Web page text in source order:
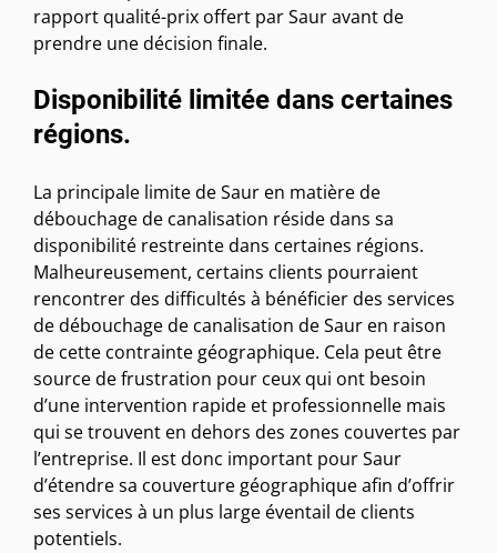
rapport qualité-prix offert par Saur avant de
prendre une décision finale.
Disponibilité limitée dans certaines
régions.
La principale limite de Saur en matière de
débouchage de canalisation réside dans sa
disponibilité restreinte dans certaines régions.
Malheureusement, certains clients pourraient
rencontrer des difficultés à bénéficier des services
de débouchage de canalisation de Saur en raison
de cette contrainte géographique. Cela peut être
source de frustration pour ceux qui ont besoin
d’une intervention rapide et professionnelle mais
qui se trouvent en dehors des zones couvertes par
l’entreprise. Il est donc important pour Saur
d’étendre sa couverture géographique afin d’offrir
ses services à un plus large éventail de clients
potentiels.